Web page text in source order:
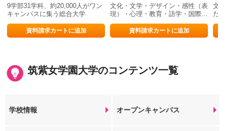
9学部31学科、約20,000人がワン
キャンパスに集う総合大学
資料請求カートに追加
文化・文学・デザイン・感性（表
現）・心理・教育・語学・国際ビ
ジネスを学び「時代を輝かせる女
性」へ資料請求カートに追加
文
だ
超
筑紫女学園大学のコンテンツ一覧
学校情報 オープンキャンパス